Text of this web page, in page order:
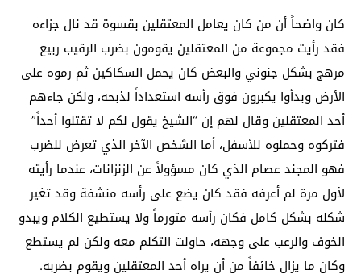
كان واضحاً أن من كان يعامل المعتقلين بقسوة قد نال جزاءه
فقد رأيت مجموعة من المعتقلين يقومون بضرب الرقيب ربيع
مرهج بشكل جنوني والبعض كان يحمل السكاكين ثم رموه على
الأرض وبدأوا يكبرون فوق رأسه استعداداً لذبحه، ولكن جاءهم
أحد المعتقلين وقال لهم إن “الشيخ يقول لكم لا تقتلوا أحداً”
فتركوه وحملوه للأسفل، أما الشخص الآخر الذي تعرض للضرب
فهو المجند عصام الذي كان مسؤولاً عن الزنزانات، عندما رأيته
لأول مرة لم أعرفه فقد كان يضع على رأسه منشفة وقد تغير
شكله بشكل كامل فكان رأسه متورماً ولا يستطيع الكلام ويبدو
الخوف والرعب على وجهه، حاولت التكلم معه ولكن لم يستطع
وكان ما يزال خائفاً من أن يراه أحد المعتقلين ويقوم بضربه.